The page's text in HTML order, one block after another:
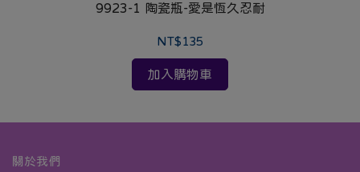
9923-1 陶瓷瓶-愛是恆久忍耐
NT$135
加入購物車
關於我們